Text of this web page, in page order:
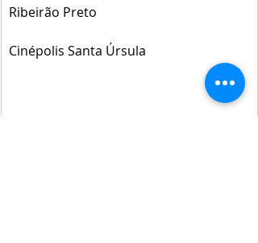
Ribeirão Preto
Cinépolis Santa Úrsula